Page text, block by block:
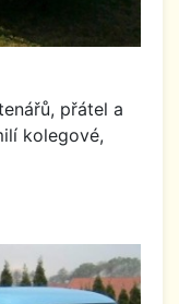
přátel a
kolegové,